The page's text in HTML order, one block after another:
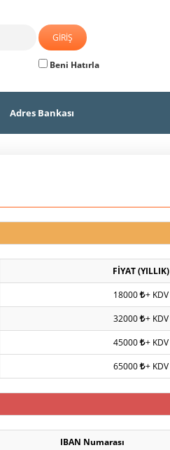
Beni Hatırla
Adres Bankası
FİYAT (YILLIK)
18000 + KDV
32000 + KDV
45000 + KDV
65000 + KDV
IBAN Numarası